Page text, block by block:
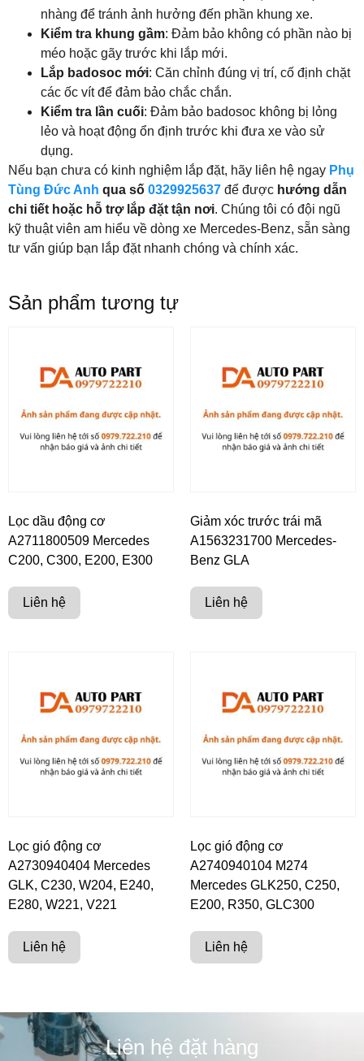
nhàng để tránh ảnh hưởng đến phần khung xe.
Kiểm tra khung gầm: Đảm bảo không có phần nào bị
méo hoặc gãy trước khi lắp mới.
Lắp badosoc mới: Căn chỉnh đúng vị trí, cố định chặt
các ốc vít để đảm bảo chắc chắn.
Kiểm tra lần cuối: Đảm bảo badosoc không bị lỏng
lẻo và hoạt động ổn định trước khi đưa xe vào sử
dụng.
Nếu bạn chưa có kinh nghiệm lắp đặt, hãy liên hệ ngay Phụ
Tùng Đức Anh qua số 0329925637 để được hướng dẫn
chi tiết hoặc hỗ trợ lắp đặt tận nơi. Chúng tôi có đội ngũ
kỹ thuật viên am hiểu về dòng xe Mercedes-Benz, sẵn sàng
tư vấn giúp bạn lắp đặt nhanh chóng và chính xác.
Sản phẩm tương tự
Lọc dầu động cơ
A2711800509 Mercedes
C200, C300, E200, E300
Liên hệ
Giảm xóc trước trái mã
A1563231700 Mercedes-
Benz GLA
Liên hệ
Lọc gió động cơ
A2730940404 Mercedes
GLK, C230, W204, E240,
E280, W221, V221
Liên hệ
Lọc gió động cơ
A2740940104 M274
Mercedes GLK250, C250,
E200, R350, GLC300
Liên hệ
Liên hệ đặt hàng